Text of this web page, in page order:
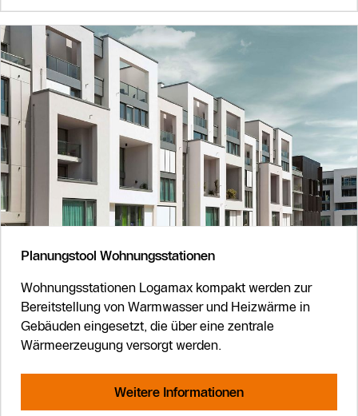
Planungstool Wohnungsstationen
Wohnungsstationen Logamax kompakt werden zur
Bereitstellung von Warmwasser und Heizwärme in
Gebäuden eingesetzt, die über eine zentrale
Wärmeerzeugung versorgt werden.
Weitere Informationen